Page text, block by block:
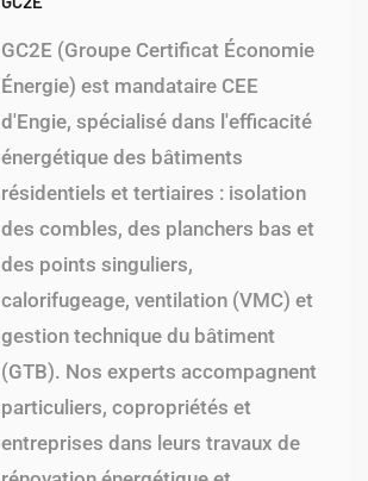
GC2E (Groupe Certificat Économie
Énergie) est mandataire CEE
d'Engie, spécialisé dans l'efficacité
énergétique des bâtiments
résidentiels et tertiaires : isolation
des combles, des planchers bas et
des points singuliers,
calorifugeage, ventilation (VMC) et
gestion technique du bâtiment
(GTB). Nos experts accompagnent
particuliers, copropriétés et
entreprises dans leurs travaux de